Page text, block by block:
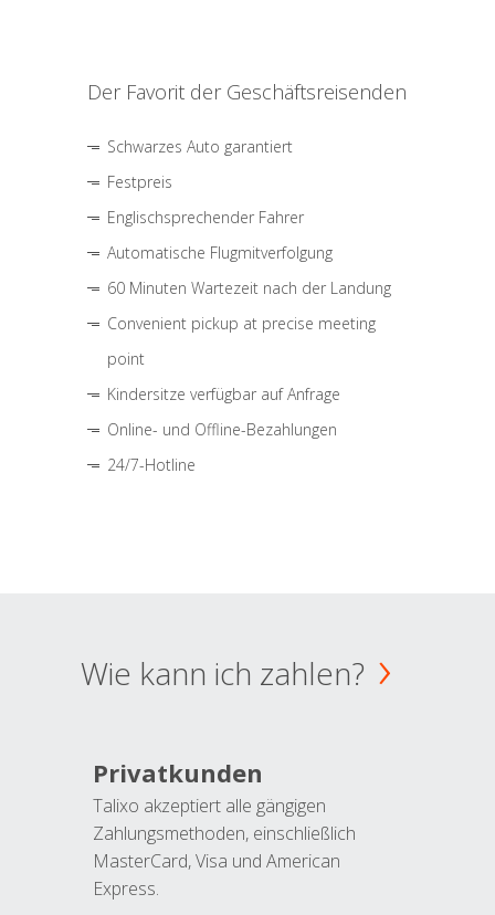
Der Favorit der Geschäftsreisenden
Schwarzes Auto garantiert
Festpreis
Englischsprechender Fahrer
Automatische Flugmitverfolgung
60 Minuten Wartezeit nach der Landung
Convenient pickup at precise meeting
point
Kindersitze verfügbar auf Anfrage
Online- und Offline-Bezahlungen
24/7-Hotline
Wie kann ich zahlen?
Privatkunden
Talixo akzeptiert alle gängigen
Zahlungsmethoden, einschließlich
MasterCard, Visa und American
Express.